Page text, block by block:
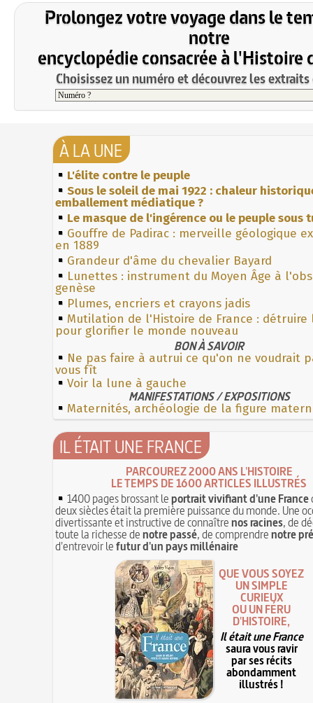
Prolongez votre voyage dans le
notre
encyclopédie consacrée à l'Histoire
Choisissez un numéro et découvrez les
À LA UNE
L'élite contre le peuple
Sous le soleil de mai 1922 : chaleur
emballement médiatique ?
Le masque de l'ingérence ou le peuple sous
Gouffre de Padirac : merveille géologique
en 1889
Grandeur d'âme du chevalier Bayard
Lunettes : instrument du Moyen Âge à
genèse
Plumes, encriers et crayons jadis
Mutilation de l'Histoire de France : détruire
pour glorifier le monde nouveau
BON À SAVOIR
Ne pas faire à autrui ce qu'on ne voudrait
vous fît
Voir la lune à gauche
MANIFESTATIONS / EXPOSITIONS
Maternités, archéologie de la figure
IL ÉTAIT UNE FRANCE
PARCOUREZ 2000 ANS L'HISTOIRE
LE TEMPS DE 1600 ARTICLES ILLUSTRÉS
1400 pages brossant leportrait vivifiant d'une France
deux siècles était la première puissance du monde. Une
divertissante et instructive de connaîtrenos racines, de
toute la richesse denotre passé, de comprendrenotre
d'entrevoir lefutur d'un pays millénaire
QUE VOUS SOYEZ
UN SIMPLE
CURIEUX
OU UN FÉRU
D'HISTOIRE,
Il était une France
saura vous ravir
par ses récits
abondamment
illustrés !